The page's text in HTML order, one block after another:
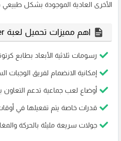
الأخرى العادية الموجودة بشكل طبيعي
اهم مميزات تحميل لعبة Snackhunter للكمبيوتر :
رسومات ثلاثية الأبعاد بطابع
إمكانية الانضمام لفريق الوجبات
أوضاع لعب جماعية تدعم التعاون
قدرات خاصة يتم تفعيلها في
جولات سريعة مليئة بالحركة